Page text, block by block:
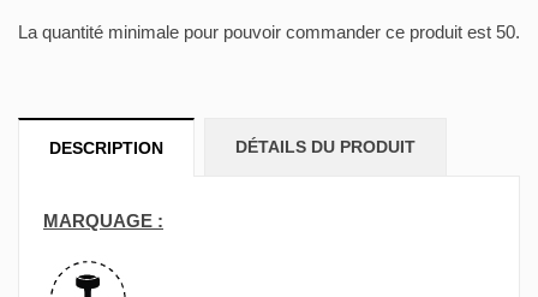
La quantité minimale pour pouvoir commander ce produit est 50.
DESCRIPTION DÉTAILS DU PRODUIT
MARQUAGE :